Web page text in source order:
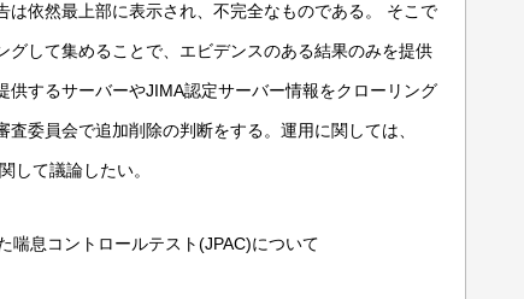
依然最上部に表示され、不完全なものである。 そこで
して集めることで、エビデンスのある結果のみを提供
するサーバーやJIMA認定サーバー情報をクローリング
委員会で追加削除の判断をする。運用に関しては、
して議論したい。
喘息コントロールテスト(JPAC)について